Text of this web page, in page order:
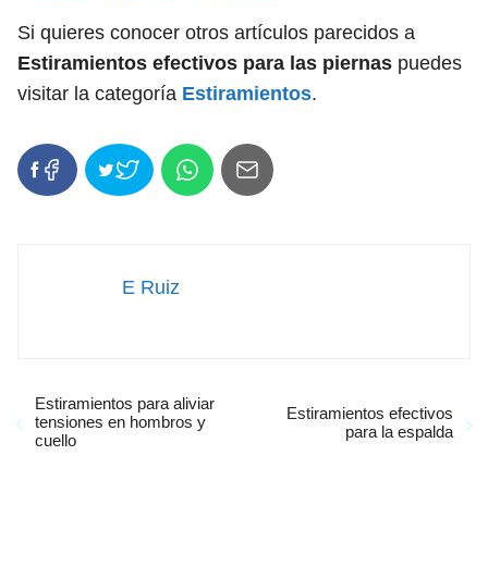
Si quieres conocer otros artículos parecidos a
Estiramientos efectivos para las piernas puedes
visitar la categoría Estiramientos.
E Ruiz
Estiramientos para aliviar
tensiones en hombros y
cuello
Estiramientos efectivos
para la espalda